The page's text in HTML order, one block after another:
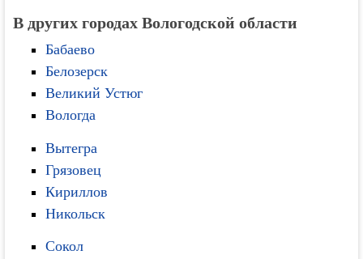
В других городах Вологодской области
Бабаево
Белозерск
Великий Устюг
Вологда
Вытегра
Грязовец
Кириллов
Никольск
Сокол